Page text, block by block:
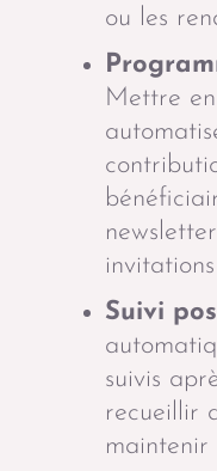
ou les
Mettre
Suivi
suivis
recueillir
maintenir